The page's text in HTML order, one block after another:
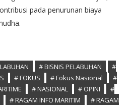
pada penurunan biaya
# BISNIS PELABUHAN
#
# FOKUS # Fokus Nasional
#
# NASIONAL # OPINI
#
# RAGAM INFO MARITIM
# RAGAM